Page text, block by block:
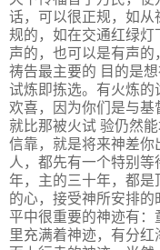
话，可以很正规，如从
规的，如在交通红绿
声的，也可以是有声的
祷告最主要的 目的是
试炼即拣选。有火炼
欢喜，因为你们是与基
就比那被火试 验仍然
信靠，就是将来神差你
人，都先有一个特别
年，主的三十年，都
的心，接受神所安排
平中很重要的神迹有：
里充满着神迹，有分